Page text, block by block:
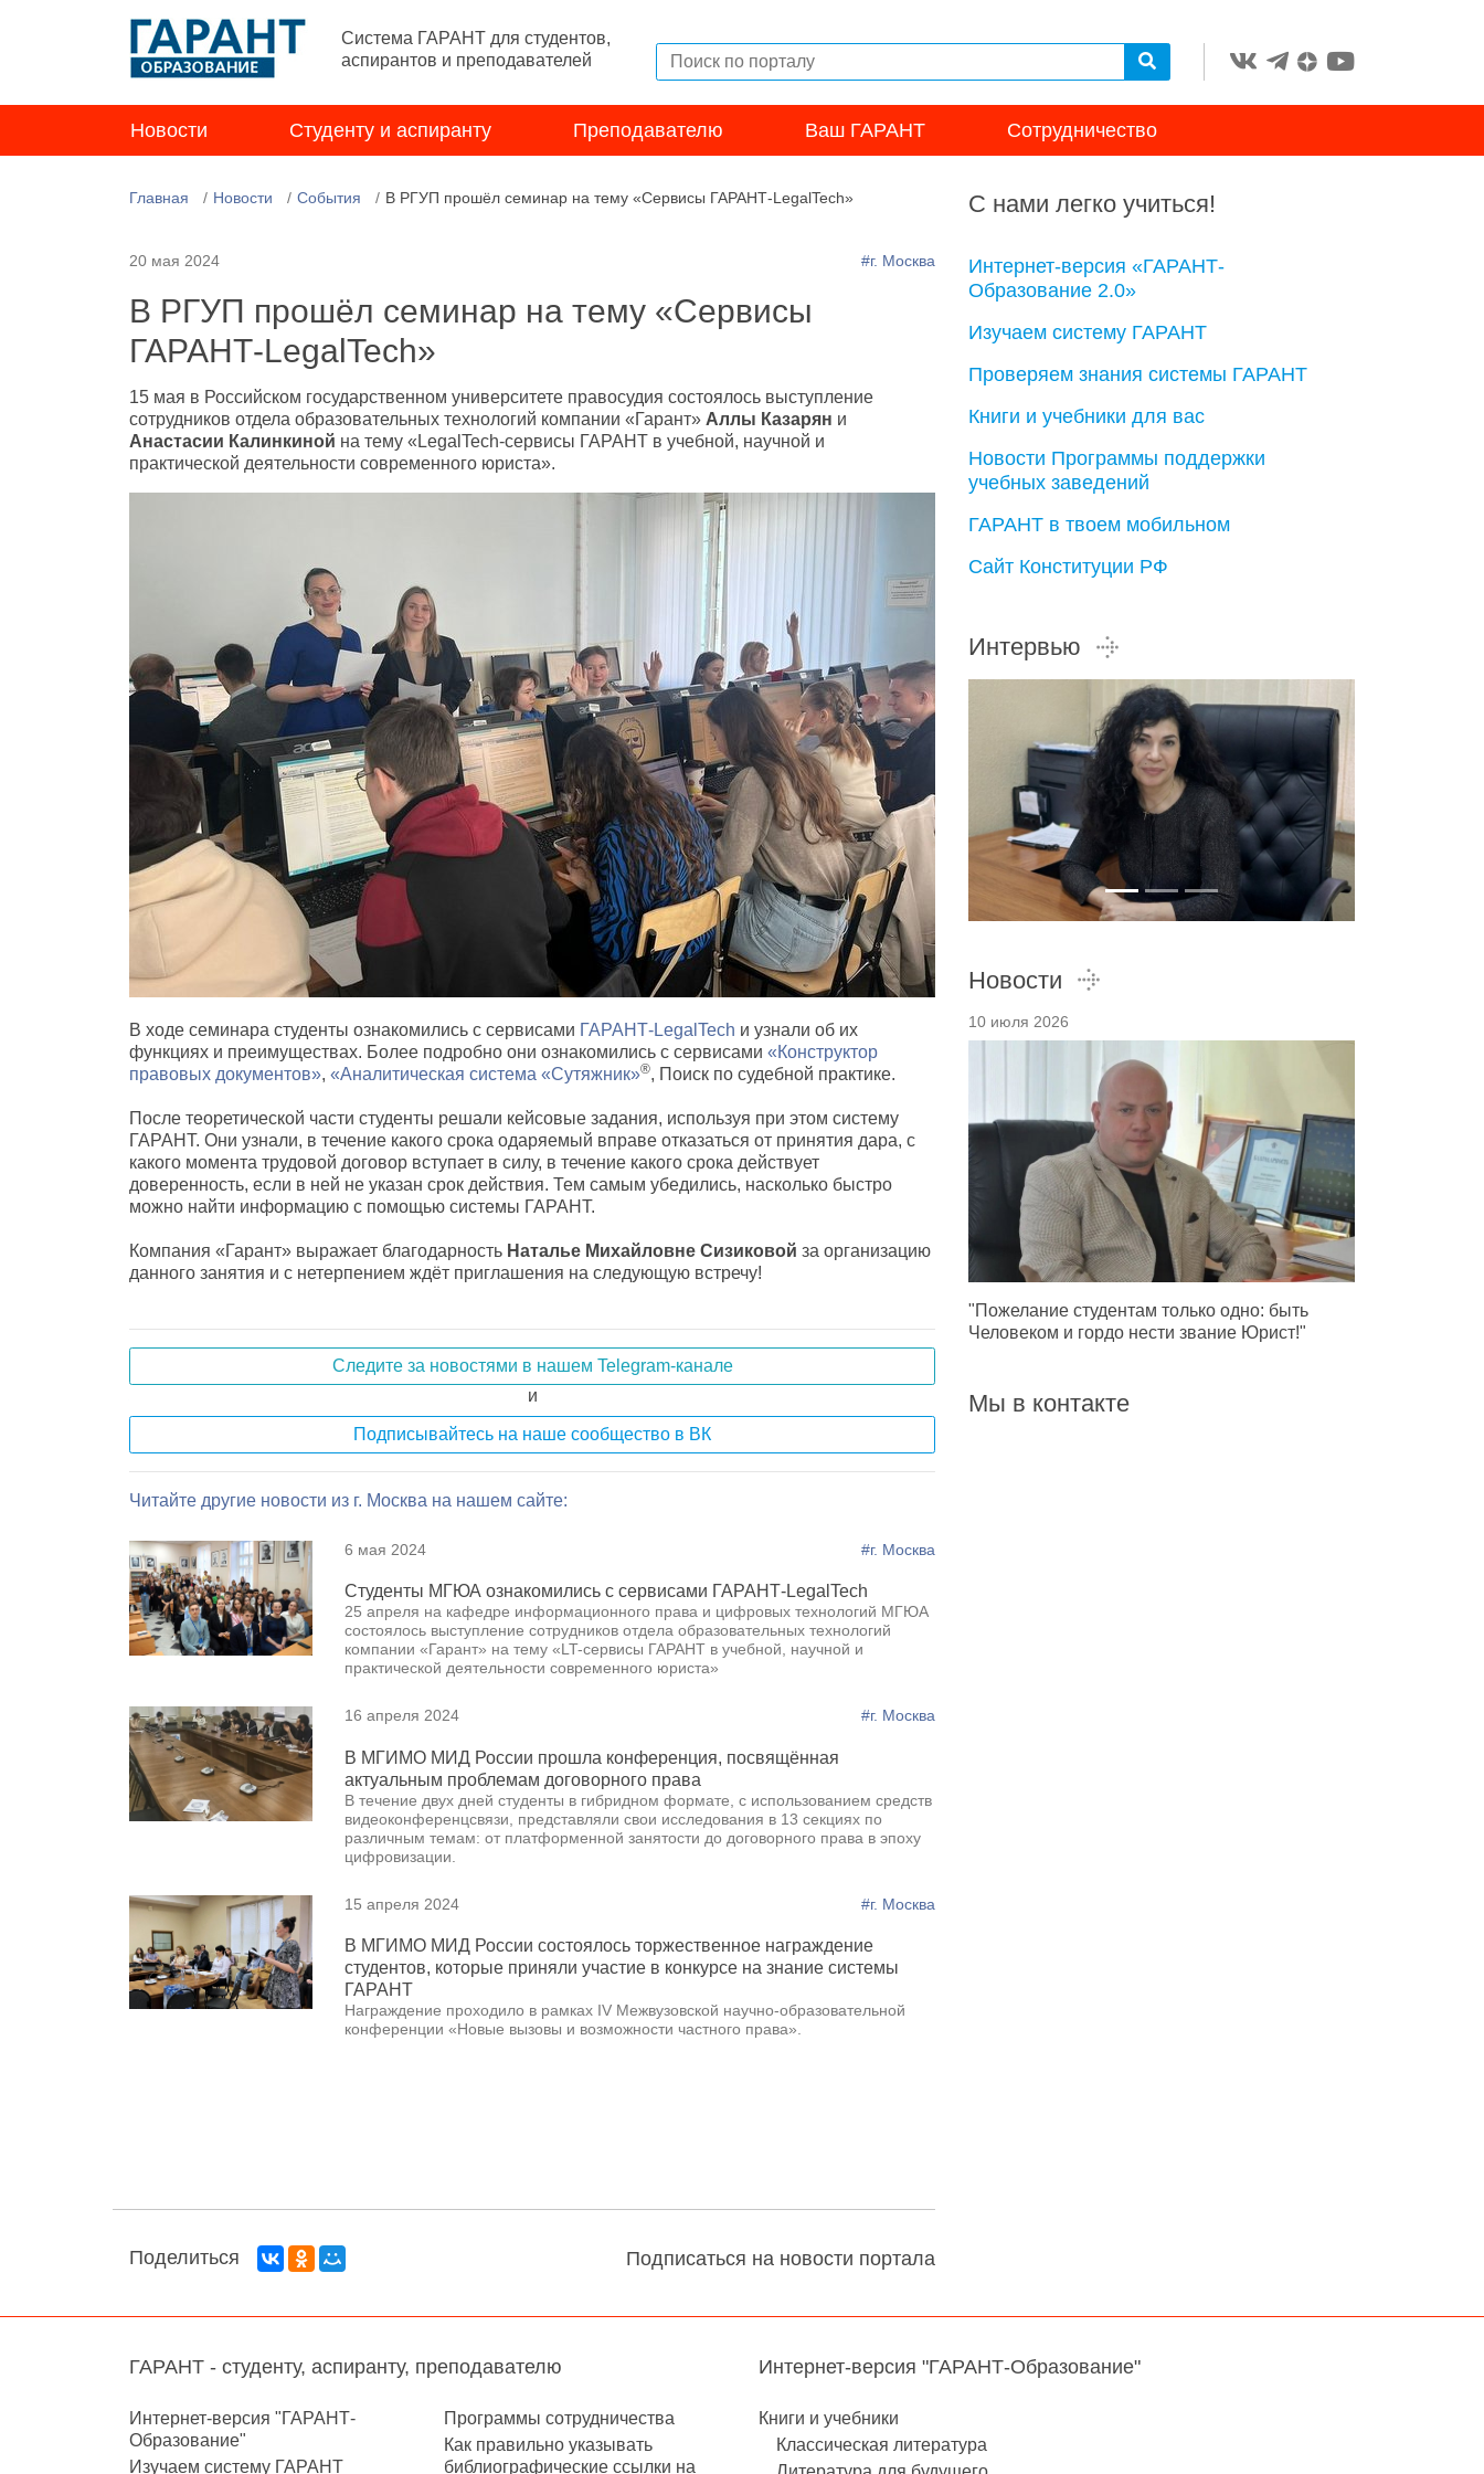
Система ГАРАНТ для студентов,
аспирантов и преподавателей
Новости Студенту и аспиранту Преподавателю Ваш ГАРАНТ Сотрудничество
Главная Новости События В РГУП прошёл семинар на тему «Сервисы ГАРАНТ-LegalTech»
20 мая 2024 #г. Москва
В РГУП прошёл семинар на тему «Сервисы
ГАРАНТ-LegalTech»
15 мая в Российском государственном университете правосудия состоялось выступление
сотрудников отдела образовательных технологий компании «Гарант» Аллы Казарян и
Анастасии Калинкиной на тему «LegalTech-сервисы ГАРАНТ в учебной, научной и
практической деятельности современного юриста».
В ходе семинара студенты ознакомились с сервисами ГАРАНТ-LegalTech и узнали об их
функциях и преимуществах. Более подробно они ознакомились с сервисами «Конструктор
правовых документов», «Аналитическая система «Сутяжник»®, Поиск по судебной практике.
После теоретической части студенты решали кейсовые задания, используя при этом систему
ГАРАНТ. Они узнали, в течение какого срока одаряемый вправе отказаться от принятия дара, с
какого момента трудовой договор вступает в силу, в течение какого срока действует
доверенность, если в ней не указан срок действия. Тем самым убедились, насколько быстро
можно найти информацию с помощью системы ГАРАНТ.
Компания «Гарант» выражает благодарность Наталье Михайловне Сизиковой за организацию
данного занятия и с нетерпением ждёт приглашения на следующую встречу!
Следите за новостями в нашем Telegram-канале
и
Подписывайтесь на наше сообщество в ВК
Читайте другие новости из г. Москва на нашем сайте:
6 мая 2024 #г. Москва
Студенты МГЮА ознакомились с сервисами ГАРАНТ-LegalTech
25 апреля на кафедре информационного права и цифровых технологий МГЮА
состоялось выступление сотрудников отдела образовательных технологий
компании «Гарант» на тему «LT-сервисы ГАРАНТ в учебной, научной и
практической деятельности современного юриста»
16 апреля 2024 #г. Москва
В МГИМО МИД России прошла конференция, посвящённая
актуальным проблемам договорного права
В течение двух дней студенты в гибридном формате, с использованием средств
видеоконференцсвязи, представляли свои исследования в 13 секциях по
различным темам: от платформенной занятости до договорного права в эпоху
цифровизации.
15 апреля 2024 #г. Москва
В МГИМО МИД России состоялось торжественное награждение
студентов, которые приняли участие в конкурсе на знание системы
ГАРАНТ
Награждение проходило в рамках IV Межвузовской научно-образовательной
конференции «Новые вызовы и возможности частного права».
Поделиться Подписаться на новости портала
С нами легко учиться!
Интернет-версия «ГАРАНТ-
Образование 2.0»
Изучаем систему ГАРАНТ
Проверяем знания системы ГАРАНТ
Книги и учебники для вас
Новости Программы поддержки
учебных заведений
ГАРАНТ в твоем мобильном
Сайт Конституции РФ
Интервью
Новости
10 июля 2026
"Пожелание студентам только одно: быть
Человеком и гордо нести звание Юрист!"
Мы в контакте
ГАРАНТ - студенту, аспиранту, преподавателю
Интернет-версия "ГАРАНТ-
Образование"
Изучаем систему ГАРАНТ
Программы сотрудничества
Как правильно указывать
библиографические ссылки на
Интернет-версия "ГАРАНТ-Образование"
Книги и учебники
Классическая литература